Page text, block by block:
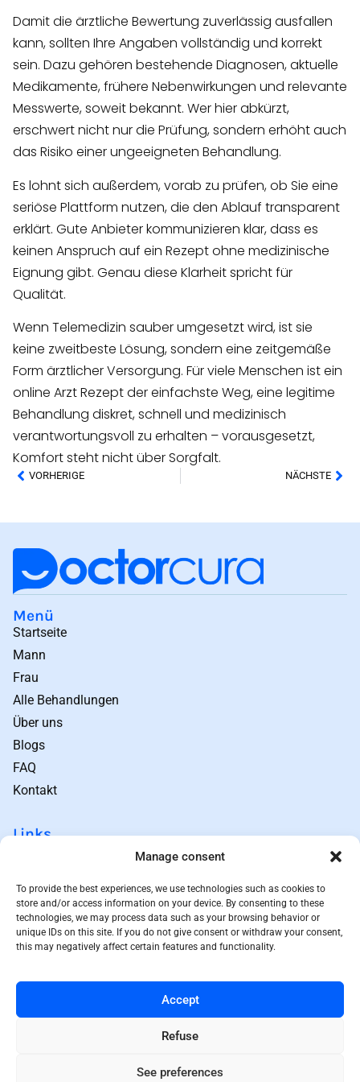
Manage consent
To provide the best experiences, we use technologies such as cookies to
store and/or access information on your device. By consenting to these
technologies, we may process data such as your browsing behavior or
unique IDs on this site. If you do not give consent or withdraw your consent,
this may negatively affect certain features and functionality.
Accept
Refuse
See preferences
Damit die ärztliche Bewertung zuverlässig ausfallen
kann, sollten Ihre Angaben vollständig und korrekt
sein. Dazu gehören bestehende Diagnosen, aktuelle
Medikamente, frühere Nebenwirkungen und relevante
Messwerte, soweit bekannt. Wer hier abkürzt,
erschwert nicht nur die Prüfung, sondern erhöht auch
das Risiko einer ungeeigneten Behandlung.
Es lohnt sich außerdem, vorab zu prüfen, ob Sie eine
seriöse Plattform nutzen, die den Ablauf transparent
erklärt. Gute Anbieter kommunizieren klar, dass es
keinen Anspruch auf ein Rezept ohne medizinische
Eignung gibt. Genau diese Klarheit spricht für
Qualität.
Wenn Telemedizin sauber umgesetzt wird, ist sie
keine zweitbeste Lösung, sondern eine zeitgemäße
Form ärztlicher Versorgung. Für viele Menschen ist ein
online Arzt Rezept der einfachste Weg, eine legitime
Behandlung diskret, schnell und medizinisch
verantwortungsvoll zu erhalten – vorausgesetzt,
Komfort steht nicht über Sorgfalt.
VORHERIGE NÄCHSTE
Menü
Startseite
Mann
Frau
Alle Behandlungen
Über uns
Blogs
FAQ
Kontakt
Links
Geschäftsbedingungen
Sitemap
Rückgabebedingungen
Preisprinzip
Kontakt
Amsterdam, The Netherlands